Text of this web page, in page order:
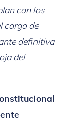
con los
cargo de
definitiva
del